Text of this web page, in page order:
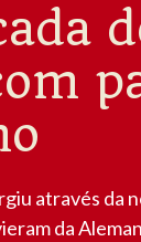
através da
da